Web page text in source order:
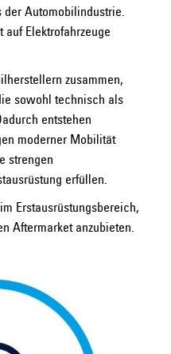
der Automobilindustrie.
Elektrofahrzeuge
zusammen,
sowohl technisch als
entstehen
moderner Mobilität
strengen
erfüllen.
Erstausrüstungsbereich,
Aftermarket anzubieten.